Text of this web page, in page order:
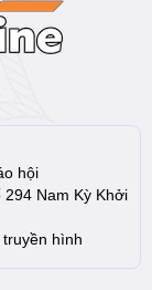
hội
294 Nam Kỳ Khởi
hình